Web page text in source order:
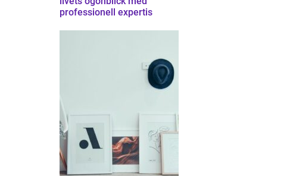
professionell expertis